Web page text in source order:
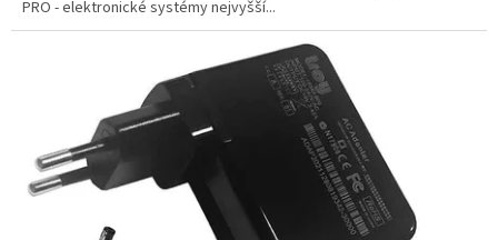
PRO - elektronické systémy nejvyšší...